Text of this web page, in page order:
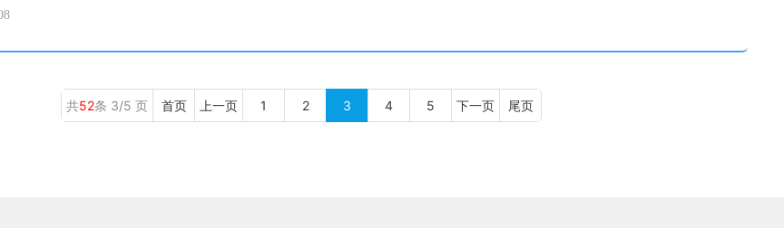
共52条 3/5 页 首页 上一页 1 2 3 4 5 下一页 尾页